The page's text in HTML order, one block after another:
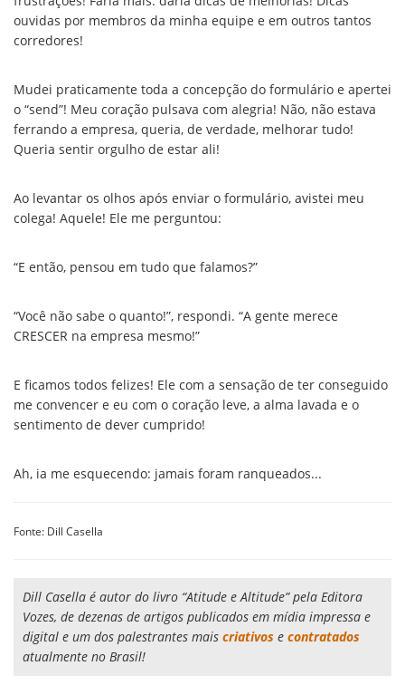
ouvidas por membros da minha equipe e em outros tantos
corredores!
Mudei praticamente toda a concepção do formulário e apertei
o “send”! Meu coração pulsava com alegria! Não, não estava
ferrando a empresa, queria, de verdade, melhorar tudo!
Queria sentir orgulho de estar ali!
Ao levantar os olhos após enviar o formulário, avistei meu
colega! Aquele! Ele me perguntou:
“E então, pensou em tudo que falamos?”
“Você não sabe o quanto!”, respondi. “A gente merece
CRESCER na empresa mesmo!”
E ficamos todos felizes! Ele com a sensação de ter conseguido
me convencer e eu com o coração leve, a alma lavada e o
sentimento de dever cumprido!
Ah, ia me esquecendo: jamais foram ranqueados...
Fonte: Dill Casella
Dill Casella é autor do livro “Atitude e Altitude” pela Editora
Vozes, de dezenas de artigos publicados em mídia impressa e
digital e um dos palestrantes mais criativos e contratados
atualmente no Brasil!